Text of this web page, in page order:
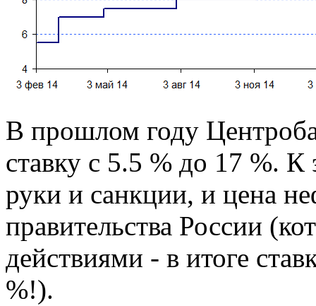
В прошлом году
ставку с 5.5 % до 17 %.
руки и санкции, и цена
правительства России
действиями - в итоге
%!).